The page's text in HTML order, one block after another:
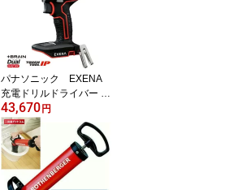
正逆転自動切替 コンパク
ト 穴あけ 電動ドリル EZ
1DD2J18D-B ブラック
パナソニック EXENA
充電ドリルドライバー E
Z1DD2X-R (ケース・充
電器・電池パックは別売)
43,670円